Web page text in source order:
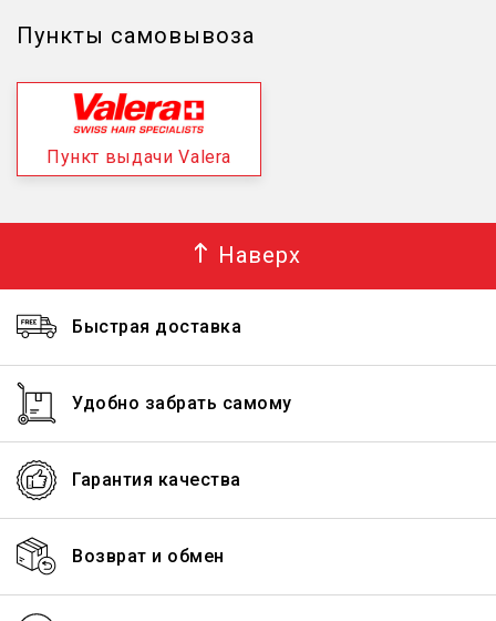
Пункты самовывоза
Пункт выдачи Valera
Наверх
Быстрая доставка
Удобно забрать самому
Гарантия качества
Возврат и обмен